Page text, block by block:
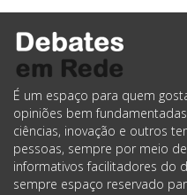
É um espaço para quem
opiniões bem
ciências, inovação e outros
pessoas, sempre por meio
informativos facilitadores do
sempre espaço reservado